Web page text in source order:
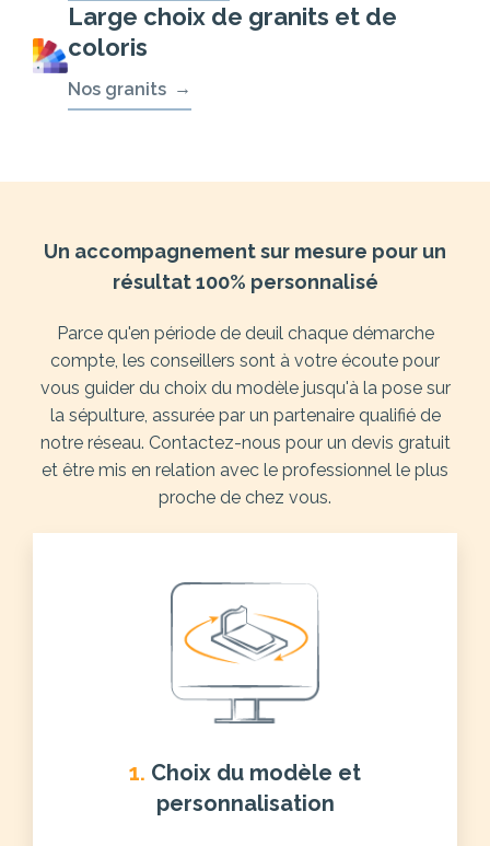
Large choix de granits et de
coloris
Nos granits
Un accompagnement sur mesure pour un
résultat 100% personnalisé
Parce qu'en période de deuil chaque démarche
compte, les conseillers sont à votre écoute pour
vous guider du choix du modèle jusqu'à la pose sur
la sépulture, assurée par un partenaire qualifié de
notre réseau. Contactez-nous pour un devis gratuit
et être mis en relation avec le professionnel le plus
proche de chez vous.
1. Choix du modèle et
personnalisation